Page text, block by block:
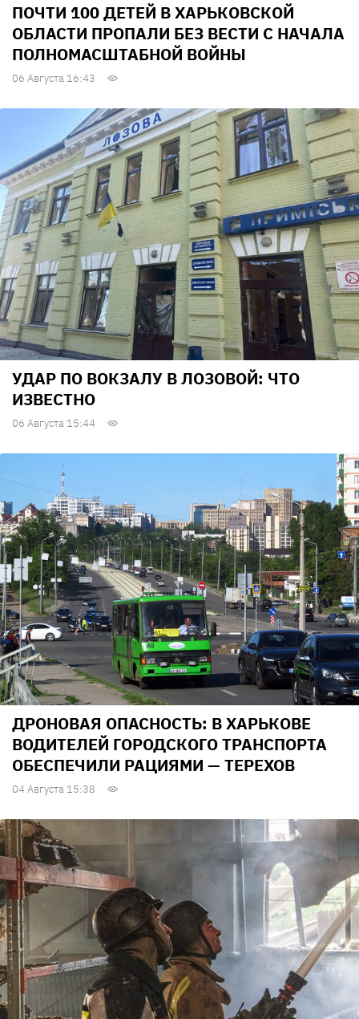
ПОЧТИ 100 ДЕТЕЙ В ХАРЬКОВСКОЙ
ОБЛАСТИ ПРОПАЛИ БЕЗ ВЕСТИ С НАЧАЛА
ПОЛНОМАСШТАБНОЙ ВОЙНЫ
06 Августа 16:43
УДАР ПО ВОКЗАЛУ В ЛОЗОВОЙ: ЧТО
ИЗВЕСТНО
06 Августа 15:44
ДРОНОВАЯ ОПАСНОСТЬ: В ХАРЬКОВЕ
ВОДИТЕЛЕЙ ГОРОДСКОГО ТРАНСПОРТА
ОБЕСПЕЧИЛИ РАЦИЯМИ — ТЕРЕХОВ
04 Августа 15:38